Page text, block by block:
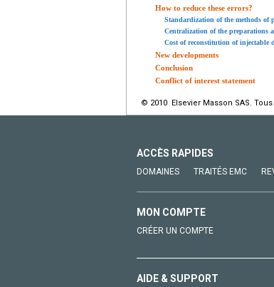
How to reduce these errors?
Standardization of the methods of
Centralization of the preparations
Cost of reconstitution of injectable
New developments
Conclusion
Conflict of interest statement
© 2010 Elsevier Masson SAS.
ACCÈS RAPIDES
DOMAINES TRAITÉS EMC
MON COMPTE
CRÉER UN COMPTE
AIDE & SUPPORT